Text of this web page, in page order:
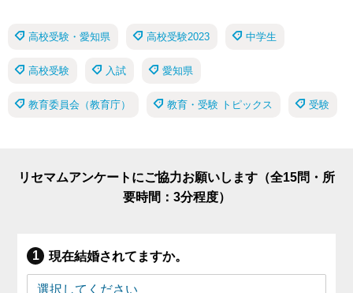
高校受験・愛知県 高校受験2023 中学生
高校受験 入試 愛知県
教育委員会（教育庁） 教育・受験 トピックス 受験
リセマムアンケートにご協力お願いします（全15問・所
要時間：3分程度）
現在結婚されてますか。